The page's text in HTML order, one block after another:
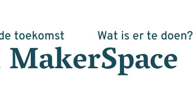
toekomst Wat is er te doen?